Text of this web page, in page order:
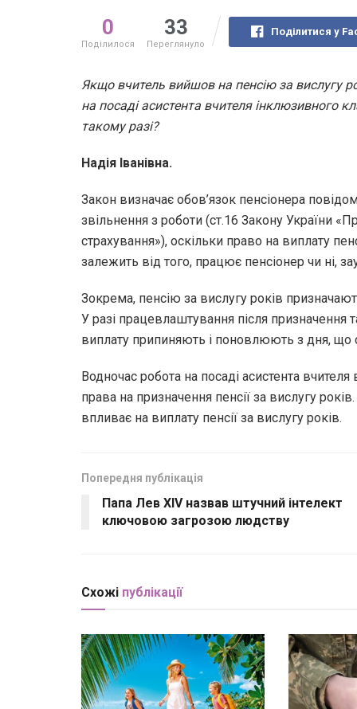
0
Поділилося
33
Переглянуло
Поділитися у
Якщо вчитель вийшов на пенсію за вислугу
на посаді асистента вчителя інклюзивного
такому разі?
Надія Іванівна.
Закон визначає обов’язок пенсіонера
звільнення з роботи (ст.16 Закону України
страхування»), оскільки право на виплату
залежить від того, працює пенсіонер чи ні,
Зокрема, пенсію за вислугу років
У разі працевлаштування після призначення
виплату припиняють і поновлюють з дня, що
Водночас робота на посаді асистента
права на призначення пенсії за вислугу
впливає на виплату пенсії за вислугу років.
Попередня публікація
Папа Лев XIV назвав штучний інтелект
ключовою загрозою людству
Схожі публікації